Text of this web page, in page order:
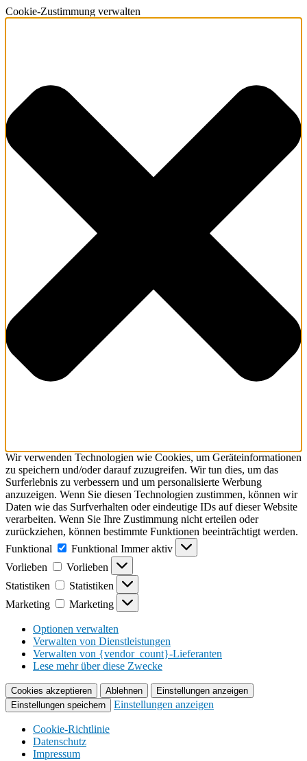
Cookie-Zustimmung verwalten
Wir verwenden Technologien wie Cookies, um Geräteinformationen
zu speichern und/oder darauf zuzugreifen. Wir tun dies, um das
Surferlebnis zu verbessern und um personalisierte Werbung
anzuzeigen. Wenn Sie diesen Technologien zustimmen, können wir
Daten wie das Surfverhalten oder eindeutige IDs auf dieser Website
verarbeiten. Wenn Sie Ihre Zustimmung nicht erteilen oder
zurückziehen, können bestimmte Funktionen beeinträchtigt werden.
Funktional
Funktional Immer aktiv
Vorlieben
Vorlieben
Statistiken
Statistiken
Marketing
Marketing
Optionen verwalten
Verwalten von Dienstleistungen
Verwalten von {vendor_count}-Lieferanten
Lese mehr über diese Zwecke
Cookies akzeptieren Ablehnen
Einstellungen anzeigen
Einstellungen speichern
Einstellungen anzeigen
Cookie-Richtlinie
Datenschutz
Impressum